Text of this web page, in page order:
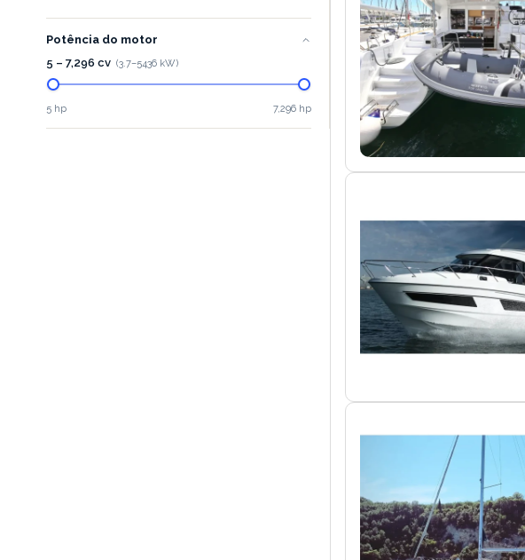
Potência do motor
5 – 7,296 cv (3.7–5436 kW)
5 hp 7,296 hp